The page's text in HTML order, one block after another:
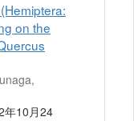
on the
年10月24